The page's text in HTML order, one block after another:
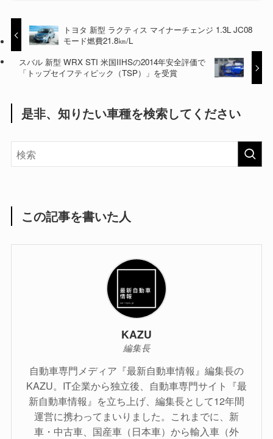
トヨタ 新型 ラクティス マイナーチェンジ 1.3L JC08
モード燃費21.8㎞/L
スバル 新型 WRX STI 米国IIHSの2014年安全評価で
「トップセイフティピック（TSP）」を受賞
是非、知りたい車種を検索してください
この記事を書いた人
KAZU
編集長
自動車専門メディア『最新自動車情報』編集長の
KAZU。IT企業から独立後、自動車専門サイト『最
新自動車情報』を立ち上げ、編集長として12年間
運営に携わってまいりました。これまでに、新
車・中古車、国産車（日本車）から輸入車（外